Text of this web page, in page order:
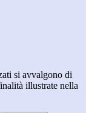
si avvalgono di
illustrate nella